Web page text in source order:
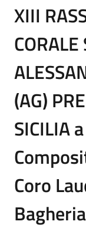
XIII
CORALE
(AG)
SICILIA
Coro
Bagheria